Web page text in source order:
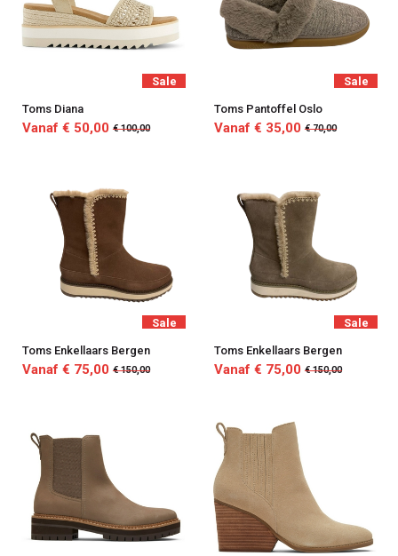
Sale
Toms Diana
Vanaf € 50,00 € 100,00
Sale
Toms Pantoffel Oslo
Vanaf € 35,00 € 70,00
Sale
Toms Enkellaars Bergen
Vanaf € 75,00 € 150,00
Sale
Toms Enkellaars Bergen
Vanaf € 75,00 € 150,00